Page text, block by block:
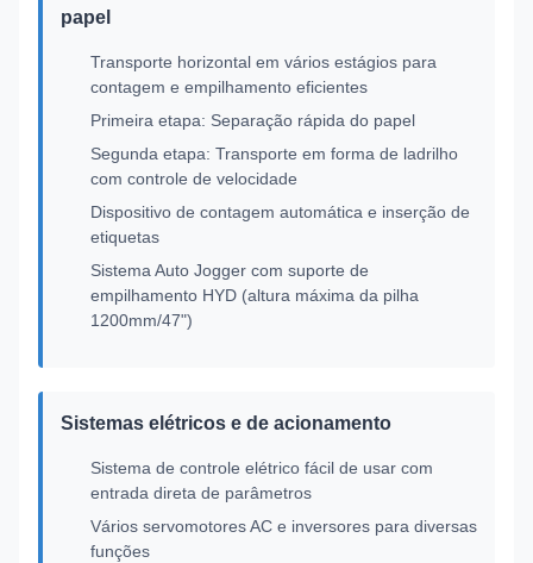
papel
Transporte horizontal em vários estágios para
contagem e empilhamento eficientes
Primeira etapa: Separação rápida do papel
Segunda etapa: Transporte em forma de ladrilho
com controle de velocidade
Dispositivo de contagem automática e inserção de
etiquetas
Sistema Auto Jogger com suporte de
empilhamento HYD (altura máxima da pilha
1200mm/47")
Sistemas elétricos e de acionamento
Sistema de controle elétrico fácil de usar com
entrada direta de parâmetros
Vários servomotores AC e inversores para diversas
funções